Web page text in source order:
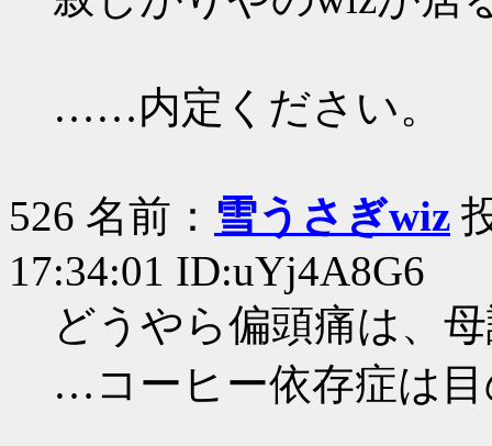
……内定ください。
526 名前： 雪うさぎwiz
17:34:01 ID:uYj4A8G6
どうやら偏頭痛は、
…コーヒー依存症は